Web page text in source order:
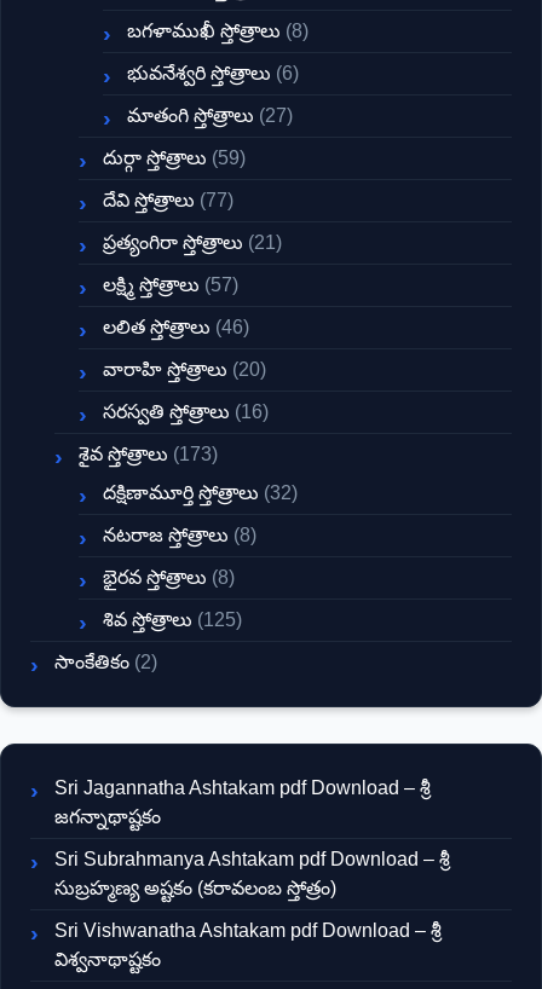
బగళాముఖీ స్తోత్రాలు (8)
భువనేశ్వరి స్తోత్రాలు (6)
మాతంగి స్తోత్రాలు (27)
దుర్గా స్తోత్రాలు (59)
దేవి స్తోత్రాలు (77)
ప్రత్యంగిరా స్తోత్రాలు (21)
లక్ష్మి స్తోత్రాలు (57)
లలిత స్తోత్రాలు (46)
వారాహి స్తోత్రాలు (20)
సరస్వతి స్తోత్రాలు (16)
శైవ స్తోత్రాలు (173)
దక్షిణామూర్తి స్తోత్రాలు (32)
నటరాజ స్తోత్రాలు (8)
భైరవ స్తోత్రాలు (8)
శివ స్తోత్రాలు (125)
సాంకేతికం (2)
Sri Jagannatha Ashtakam pdf Download – శ్రీ
జగన్నాథాష్టకం
Sri Subrahmanya Ashtakam pdf Download – శ్రీ
సుబ్రహ్మణ్య అష్టకం (కరావలంబ స్తోత్రం)
Sri Vishwanatha Ashtakam pdf Download – శ్రీ
విశ్వనాథాష్టకం